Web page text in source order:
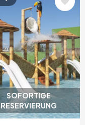
SOFORTIGE
RESERVIERUNG